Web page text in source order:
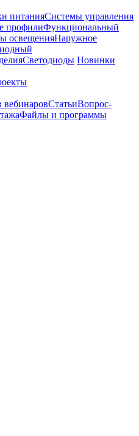
питанияСистемы управления
профилиФункциональный
освещенияНаружное
Светодиоды Новинки
вебинаровСтатьиВопрос-
Файлы и программы